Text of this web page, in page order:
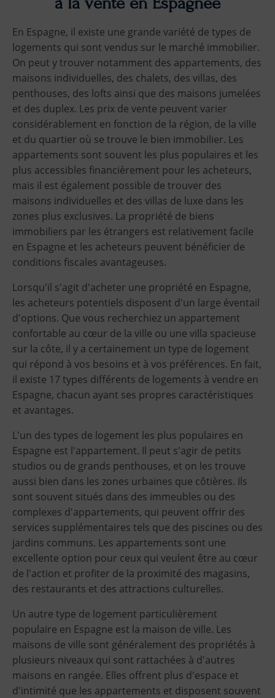
En Espagne, il existe une grande variété de types de
logements qui sont vendus sur le marché immobilier.
On peut y trouver notamment des appartements, des
maisons individuelles, des chalets, des villas, des
penthouses, des lofts ainsi que des maisons jumelées
et des duplex. Les prix de vente peuvent varier
considérablement en fonction de la région, de la ville
et du quartier où se trouve le bien immobilier. Les
appartements sont souvent les plus populaires et les
plus accessibles financièrement pour les acheteurs,
mais il est également possible de trouver des
maisons individuelles et des villas de luxe dans les
zones plus exclusives. La propriété de biens
immobiliers par les étrangers est relativement facile
en Espagne et les acheteurs peuvent bénéficier de
conditions fiscales avantageuses.
Lorsqu'il s'agit d'acheter une propriété en Espagne,
les acheteurs potentiels disposent d'un large éventail
d'options. Que vous recherchiez un appartement
confortable au cœur de la ville ou une villa spacieuse
sur la côte, il y a certainement un type de logement
qui répond à vos besoins et à vos préférences. En fait,
il existe 17 types différents de logements à vendre en
Espagne, chacun ayant ses propres caractéristiques
et avantages.
L'un des types de logement les plus populaires en
Espagne est l'appartement. Il peut s'agir de petits
studios ou de grands penthouses, et on les trouve
aussi bien dans les zones urbaines que côtières. Ils
sont souvent situés dans des immeubles ou des
complexes d'appartements, qui peuvent offrir des
services supplémentaires tels que des piscines ou des
jardins communs. Les appartements sont une
excellente option pour ceux qui veulent être au cœur
de l'action et profiter de la proximité des magasins,
des restaurants et des attractions culturelles.
Un autre type de logement particulièrement
populaire en Espagne est la maison de ville. Les
maisons de ville sont généralement des propriétés à
plusieurs niveaux qui sont rattachées à d'autres
maisons en rangée. Elles offrent plus d'espace et
d'intimité que les appartements et disposent souvent